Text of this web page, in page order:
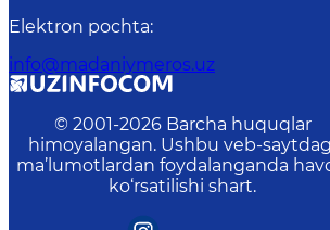
Elektron pochta:
info@madaniymeros.uz
© 2001-2026 Barcha huquqlar
himoyalangan. Ushbu veb-
ma’lumotlardan foydalanganda
ko‘rsatilishi shart.